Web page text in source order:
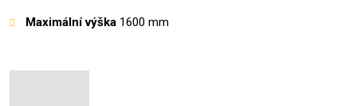
Maximální výška1600 mm